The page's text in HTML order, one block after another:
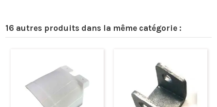
16 autres produits dans la même catégorie :